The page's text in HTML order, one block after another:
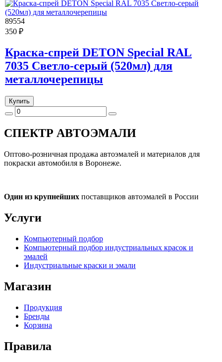
89554
350 ₽
Краска-спрей DETON Special RAL
7035 Светло-серый (520мл) для
металлочерепицы
Купить
СПЕКТР АВТОЭМАЛИ
Оптово-розничная продажа автоэмалей и материалов для
покраски автомобиля в Воронеже.
Один из крупнейших поставщиков автоэмалей в России
Услуги
Компьютерный подбор
Компьютерный подбор индустриальных красок и
эмалей
Индустриальные краски и эмали
Магазин
Продукция
Бренды
Корзина
Правила